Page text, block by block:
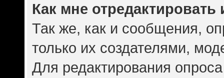
Как мне
Так же, как и сообщения,
только их создателями,
Для редактирования